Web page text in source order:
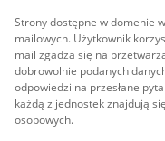
Strony dostępne w domenie
mailowych. Użytkownik
mail zgadza się na
dobrowolnie podanych
odpowiedzi na przesłane
każdą z jednostek znajdują
osobowych.